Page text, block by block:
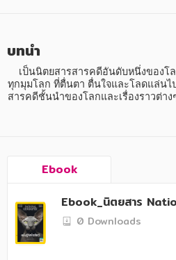
หมวดหมู่หนังสือ
อาหาร สุขภาพ การแพทย์
ศิลปะ บันเทิง กีฬา ท่องเที่ยว
การเงิน การลงทุน บริหาร
นิตยสาร หนังสือพิมพ์
บทนำ
ทุกมุมโลก ที่ตื่นตา ตื่นใจและโลดแล่นไ
สารคดีชั้นนำของโลกและเรื่องราวต่า
Ebook
Ebook_นิตยสาร
22 ฉบับที่ 255 ตุลาคม
0 Downloads